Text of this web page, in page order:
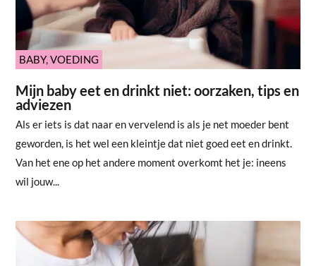
BABY,VOEDING
Mijn baby eet en drinkt niet: oorzaken, tips en
adviezen
Als er iets is dat naar en vervelend is als je net moeder bent
geworden, is het wel een kleintje dat niet goed eet en drinkt.
Van het ene op het andere moment overkomt het je: ineens
wil jouw...